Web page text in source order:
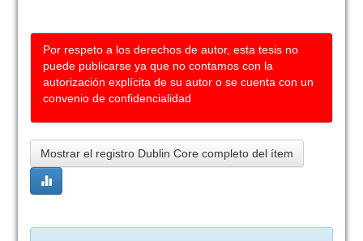
Por respeto a los derechos de autor, esta tesis no
puede publicarse ya que no contamos con la
autorización explícita de su autor o se cuenta con un
convenio de confidencialidad
Mostrar el registro Dublin Core completo del ítem